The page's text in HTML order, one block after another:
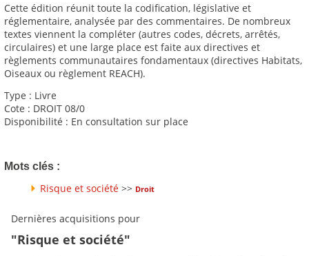
Cette édition réunit toute la codification, législative et
réglementaire, analysée par des commentaires. De nombreux
textes viennent la compléter (autres codes, décrets, arrêtés,
circulaires) et une large place est faite aux directives et
règlements communautaires fondamentaux (directives Habitats,
Oiseaux ou règlement REACH).
Type : Livre
Cote : DROIT 08/0
Disponibilité : En consultation sur place
Mots clés :
Risque et société >> Droit
Dernières acquisitions pour
"Risque et société"